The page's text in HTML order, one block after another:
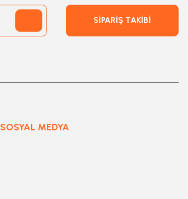
SİPARİŞ TAKİBİ
SOSYAL MEDYA